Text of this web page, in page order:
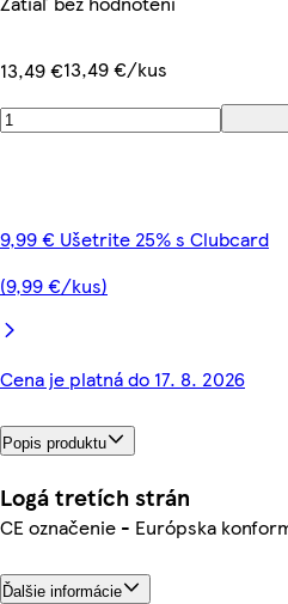
13,49 €13,49 €/kus
9,99 € Ušetrite 25% s Clubcard
(9,99 €/kus)
Cena je platná do 17. 8. 2026
Popis produktu
Logá tretích strán
CE označenie - Európska
Ďalšie informácie